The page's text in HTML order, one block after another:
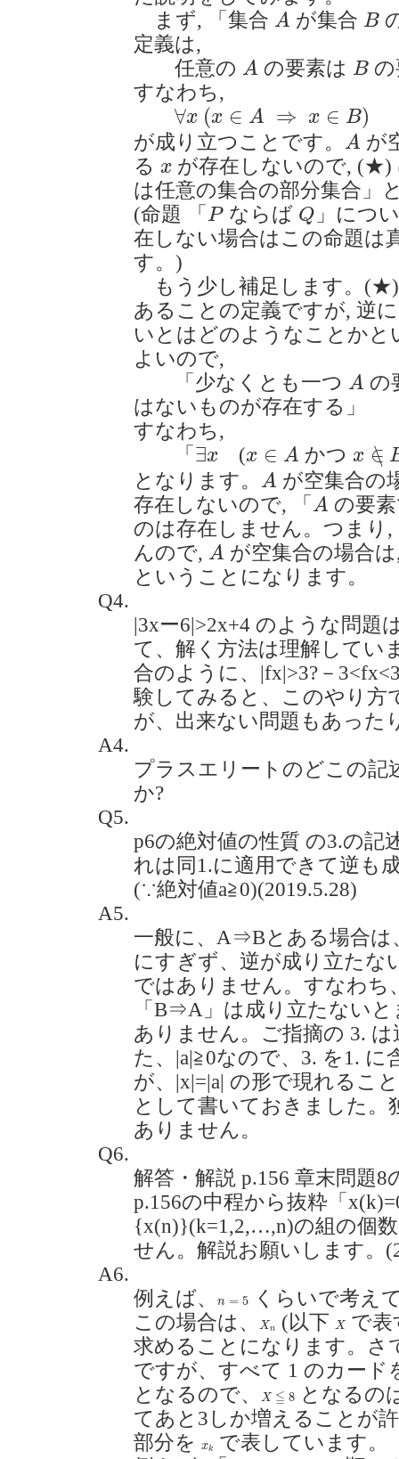
まず, 「集合 A
A が集合 B
B
定義は,
任意の A
A の要素は B
B
すなわち,
∀x (x ∈ A ⇒ x ∈ B)
∀x (x∈A ⇒ x )⋯⋯
が成り立つことです。 A
A が
る x
x が存在しないので, (★)
は任意の集合の部分集合」
(命題 「 P
Pならば Q
Q 」につ
在しない場合はこの命題は
す。)
もう少し補足します。
あることの定義ですが, 逆
いとはどのようなことか
よいので,
「少なくとも一つ A
A の
はないものが存在する」
すなわち,
「 ∃x
∃x (x ∈ A
∈A かつ x ∈
∖
∈∖
となります。 A
A が空集合の
存在しないので, 「 A
A の要
のは存在しません。つま
んので, A
A が空集合の場合
ということになります。
Q4.
|3xー6|>2x+4 のような問題
て、解く方法は理解してい
合のように、|fx|>3?－
験してみると、このやり方
が、出来ない問題もあった
A4.
プラスエリートのどこの記
か?
Q5.
p6の絶対値の性質 の3.の記
れは同1.に適用できて逆も
(∵絶対値a≧0)(2019.5.28)
A5.
一般に、A⇒Bとある場合
にすぎず、逆が成り立たな
ではありません。すなわ
「B⇒A」は成り立たない
ありません。ご指摘の 3.
た、|a|≧0なので、3. を1.
が、|x|=|a| の形で現れるこ
として書いておきました
ありません。
Q6.
解答・解説 p.156 章末問題
p.156の中程から抜粋「
{x(n)}(k=1,2,…,n)の組の個
せん。解説お願いします。
A6.
例えば、
n = 5
n=
くらいで考え
この場合は、
Xn
Xn (以下 X
Xで表
求めることになります。さ
ですが、すべて 1 のカー
となるので、
X ≦ 8
X≦8
となるの
てあと3しか増えることが
部分を
xk
xk で表しています。